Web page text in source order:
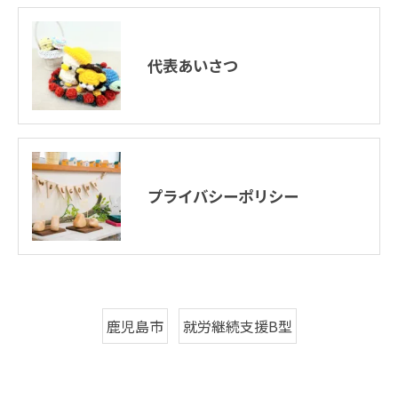
代表あいさつ
プライバシーポリシー
鹿児島市 就労継続支援B型